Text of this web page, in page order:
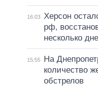
16:03
Херсон
рф,
несколько
15:55
На
количество
обстрелов